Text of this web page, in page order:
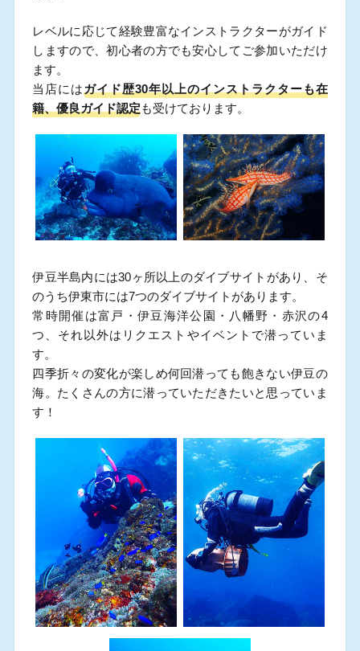
レベルに応じて経験豊富なインストラクターがガイド
しますので、初心者の方でも安心してご参加いただけ
ます。
当店には ガイド歴30年以上のインストラクターも在
籍、優良ガイド認定も受けております。
伊豆半島内には30ヶ所以上のダイブサイトがあり、そ
のうち伊東市には7つのダイブサイトがあります。
常時開催は富戸・伊豆海洋公園・八幡野・赤沢の4
つ、それ以外はリクエストやイベントで潜っていま
す。
四季折々の変化が楽しめ何回潜っても飽きない伊豆の
海。たくさんの方に潜っていただきたいと思っていま
す！